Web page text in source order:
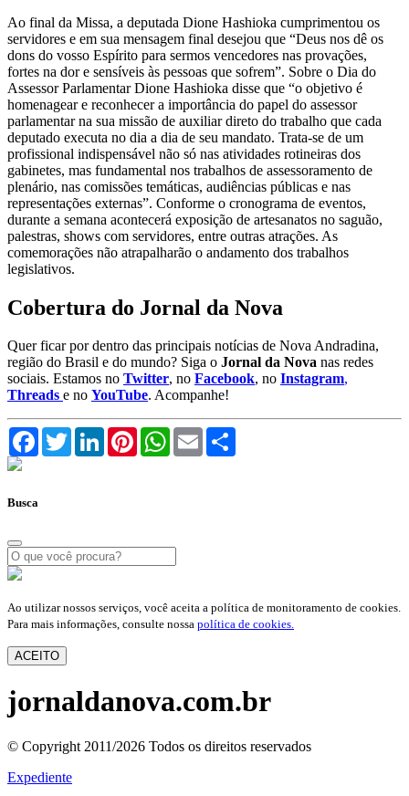
Ao final da Missa, a deputada Dione Hashioka cumprimentou os
servidores e em sua mensagem final desejou que “Deus nos dê os
dons do vosso Espírito para sermos vencedores nas provações,
fortes na dor e sensíveis às pessoas que sofrem”. Sobre o Dia do
Assessor Parlamentar Dione Hashioka disse que “o objetivo é
homenagear e reconhecer a importância do papel do assessor
parlamentar na sua missão de auxiliar direto do trabalho que cada
deputado executa no dia a dia de seu mandato. Trata-se de um
profissional indispensável não só nas atividades rotineiras dos
gabinetes, mas fundamental nos trabalhos de assessoramento de
plenário, nas comissões temáticas, audiências públicas e nas
representações externas”. Conforme o cronograma de eventos,
durante a semana acontecerá exposição de artesanatos no saguão,
palestras, shows com servidores, entre outras atrações. As
comemorações não atrapalharão o andamento dos trabalhos
legislativos.
Cobertura do Jornal da Nova
Quer ficar por dentro das principais notícias de Nova Andradina,
região do Brasil e do mundo? Siga o Jornal da Nova nas redes
sociais. Estamos no Twitter, no Facebook, no Instagram,
Threads e no YouTube. Acompanhe!
FacebookTwitterLinkedInPinterestWhatsApp
Email
Busca
Ao utilizar nossos serviços, você aceita a política de monitoramento de cookies.
Para mais informações, consulte nossa política de cookies.
ACEITO
jornaldanova.com.br
© Copyright 2011/2026 Todos os direitos reservados
Expediente